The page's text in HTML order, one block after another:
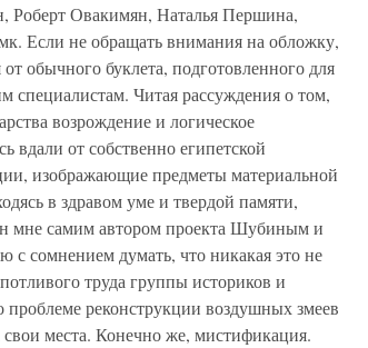
Овакимян, Наталья Першина,
Если не обращать внимания на обложку,
обычного буклета, подготовленного для
специалистам. Читая рассуждения о том,
возрождение и логическое
вдали от собственно египетской
изображающие предметы материальной
в здравом уме и твердой памяти,
мне самим автором проекта Шубиным и
сомнением думать, что никакая это не
труда группы историков и
проблеме реконструкции воздушных змеев
места. Конечно же, мистификация.